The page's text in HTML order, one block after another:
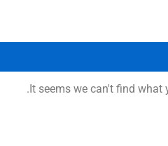
It seems we can't find what